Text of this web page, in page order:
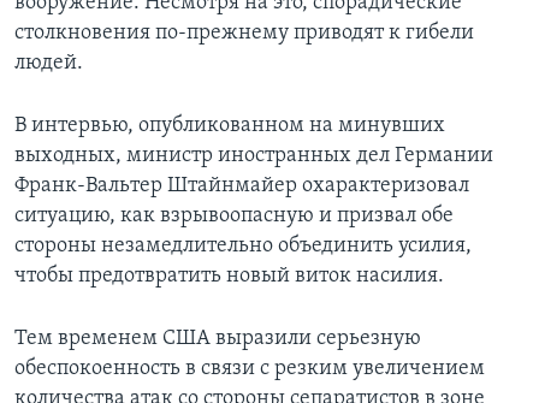
столкновения по-прежнему приводят к гибели
людей.
В интервью, опубликованном на минувших
выходных, министр иностранных дел Германии
Франк-Вальтер Штайнмайер охарактеризовал
ситуацию, как взрывоопасную и призвал обе
стороны незамедлительно объединить усилия,
чтобы предотвратить новый виток насилия.
Тем временем США выразили серьезную
обеспокоенность в связи с резким увеличением